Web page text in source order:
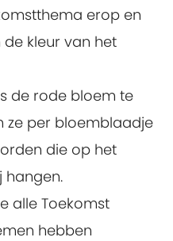
erop en
kleur van het
de rode bloem te
ze per bloemblaadje
die op het
hangen.
alle Toekomst
hebben